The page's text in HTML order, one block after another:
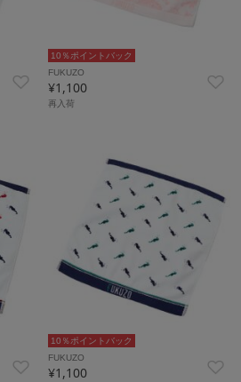
10％ポイントバック
FUKUZO
¥1,100
再入荷
10％ポイントバック
FUKUZO
¥1,100